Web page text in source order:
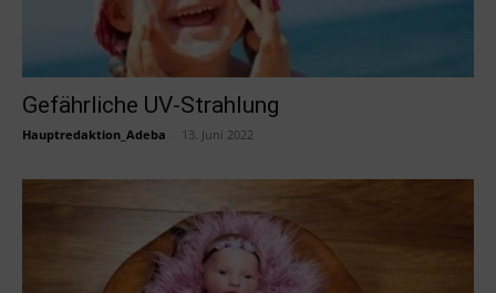
Gefährliche UV-Strahlung
Hauptredaktion_Adeba 13. Juni 2022